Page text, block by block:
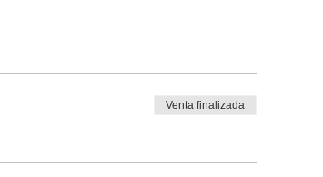
Venta finalizada